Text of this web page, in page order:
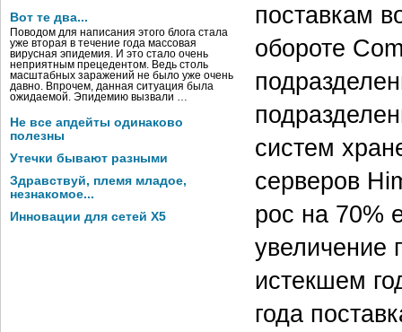
Вот те два...
Поводом для написания этого блога стала
уже вторая в течение года массовая
вирусная эпидемия. И это стало очень
неприятным прецедентом. Ведь столь
масштабных заражений не было уже очень
давно. Впрочем, данная ситуация была
ожидаемой. Эпидемию вызвали …
Не все апдейты одинаково
полезны
Утечки бывают разными
Здравствуй, племя младое,
незнакомое...
Инновации для сетей X5
поставкам
обороте
систем
серверов
рос на 70%
увеличение
истекшем
года